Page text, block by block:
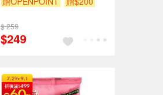
$ 259
$249